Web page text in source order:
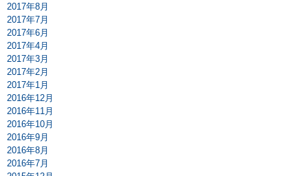
2017年8月
2017年7月
2017年6月
2017年4月
2017年3月
2017年2月
2017年1月
2016年12月
2016年11月
2016年10月
2016年9月
2016年8月
2016年7月